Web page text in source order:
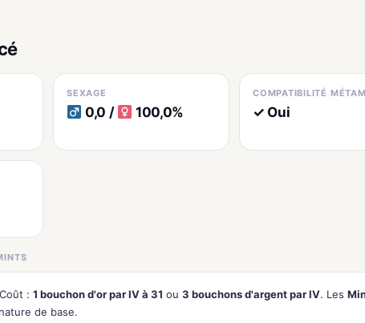
SEXAGE
0,0 / 100,0%
COMPATIBILITÉ
✓ Oui
: 1 bouchon d'or par IV à 31 ou 3 bouchons d'argent par IV. Les
de base.